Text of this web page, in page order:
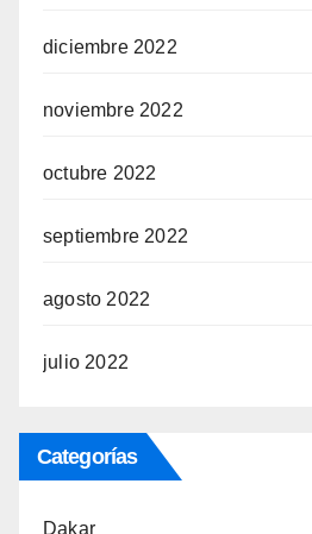
diciembre 2022
noviembre 2022
octubre 2022
septiembre 2022
agosto 2022
julio 2022
Categorías
Dakar